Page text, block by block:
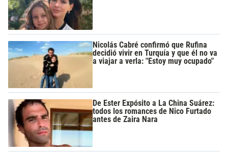
Nicolás Cabré confirmó que Rufina
decidió vivir en Turquía y que él no va
a viajar a verla: "Estoy muy ocupado"
De Ester Expósito a La China Suárez:
todos los romances de Nico Furtado
antes de Zaira Nara